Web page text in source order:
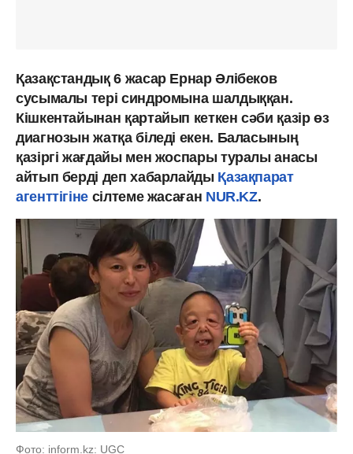
Қазақстандық 6 жасар Ернар Әлібеков
сусымалы тері синдромына шалдыққан.
Кішкентайынан қартайып кеткен сәби қазір өз
диагнозын жатқа біледі екен. Баласының
қазіргі жағдайы мен жоспары туралы анасы
айтып берді деп хабарлайды Қазақпарат
агенттігіне сілтеме жасаған NUR.KZ.
Фото: inform.kz: UGC